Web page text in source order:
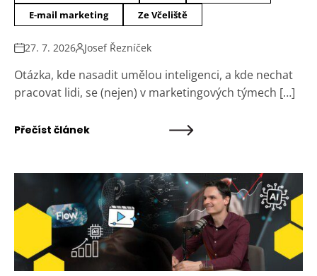
E-mail marketing
Ze Včeliště
27. 7. 2026 Josef Řezníček
Otázka, kde nasadit umělou inteligenci, a kde nechat
pracovat lidi, se (nejen) v marketingových týmech […]
Přečíst článek